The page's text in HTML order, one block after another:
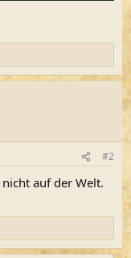
#2
auf der Welt.